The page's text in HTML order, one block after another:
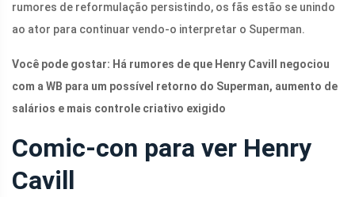
rumores de reformulação persistindo, os fãs estão se unindo
ao ator para continuar vendo-o interpretar o Superman.
Você pode gostar: Há rumores de que Henry Cavill negociou
com a WB para um possível retorno do Superman, aumento de
salários e mais controle criativo exigido
Comic-con para ver Henry
Cavill